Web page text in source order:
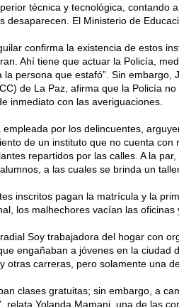
técnica y tecnológica, contando
desaparecen. El Ministerio de
confirma la existencia de estos
Ahí tiene que actuar la Policía,
la persona que estafó”. Sin
de La Paz, afirma que la Policía
inmediato con las averiguaciones.
empleada por los delincuentes,
de un instituto que no cuenta
repartidos por las calles. A la
a las cuales se brinda un
inscritos pagan la matrícula y la
los malhechores vacían las
Soy trabajadora del hogar con
engañaban a jóvenes en la ciudad
otras carreras, pero solamente una
clases gratuitas; sin embargo, a
relata Yolanda Mamani, una de las